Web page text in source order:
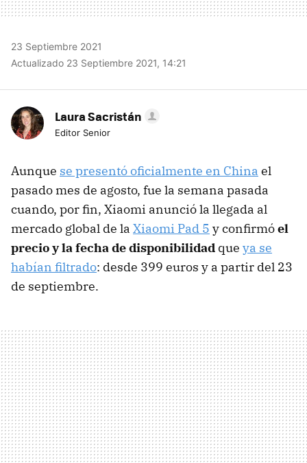
23 Septiembre 2021
Actualizado 23 Septiembre 2021, 14:21
Laura Sacristán
Editor Senior
Aunque se presentó oficialmente en China el
pasado mes de agosto, fue la semana pasada
cuando, por fin, Xiaomi anunció la llegada al
mercado global de la Xiaomi Pad 5 y confirmóel
precio y la fecha de disponibilidad que ya se
habían filtrado: desde 399 euros y a partir del 23
de septiembre.